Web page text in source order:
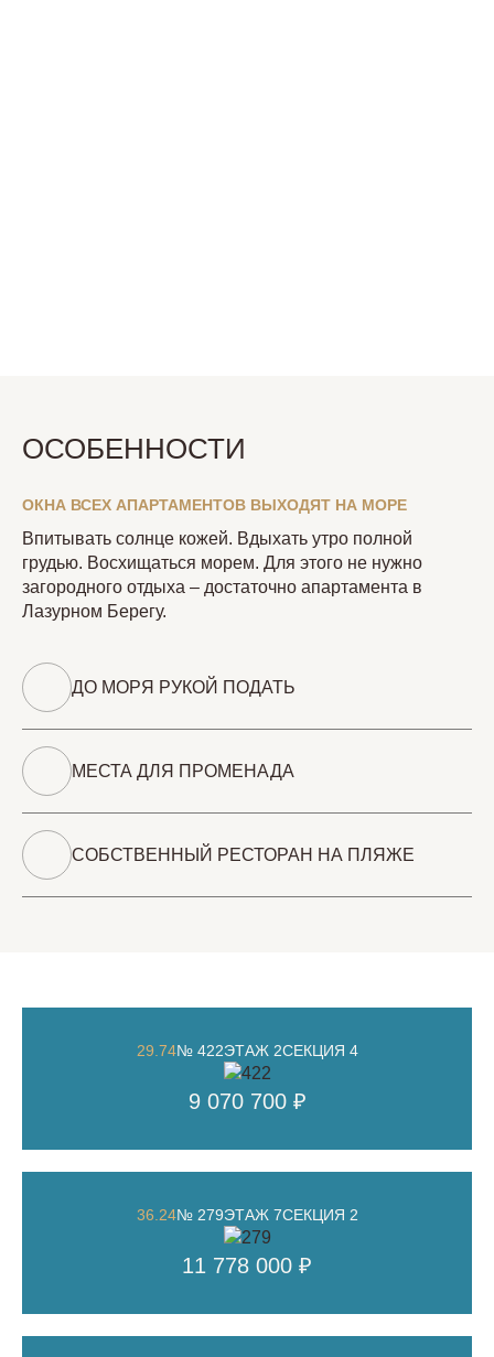
ОСОБЕННОСТИ
ОКНА ВСЕХ АПАРТАМЕНТОВ ВЫХОДЯТ НА МОРЕ
Впитывать солнце кожей. Вдыхать утро полной
грудью. Восхищаться морем. Для этого не нужно
загородного отдыха – достаточно апартамента в
Лазурном Берегу.
ДО МОРЯ РУКОЙ ПОДАТЬ
МЕСТА ДЛЯ ПРОМЕНАДА
СОБСТВЕННЫЙ РЕСТОРАН НА ПЛЯЖЕ
29.74№ 422ЭТАЖ 2СЕКЦИЯ 4
9 070 700 ₽
36.24№ 279ЭТАЖ 7СЕКЦИЯ 2
11 778 000 ₽